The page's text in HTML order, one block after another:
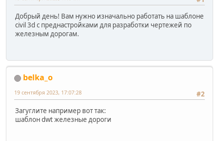
Добрый день! Вам нужно изначально работать на шаблоне
civil 3d с преднастройками для разработки чертежей по
железным дорогам.
belka_o
#2
19 сентября 2023, 17:07:28
Загуглите например вот так:
шаблон dwt железные дороги